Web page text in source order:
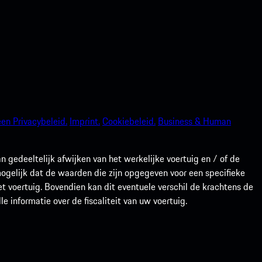
Privacybeleid. Imprint.Cookiebeleid. Business & Human
gedeeltelijk afwijken van het werkelijke voertuig en / of de
dat de waarden die zijn opgegeven voor een specifieke
Bovendien kan dit eventuele verschil de krachtens de
informatie over de fiscaliteit van uw voertuig.